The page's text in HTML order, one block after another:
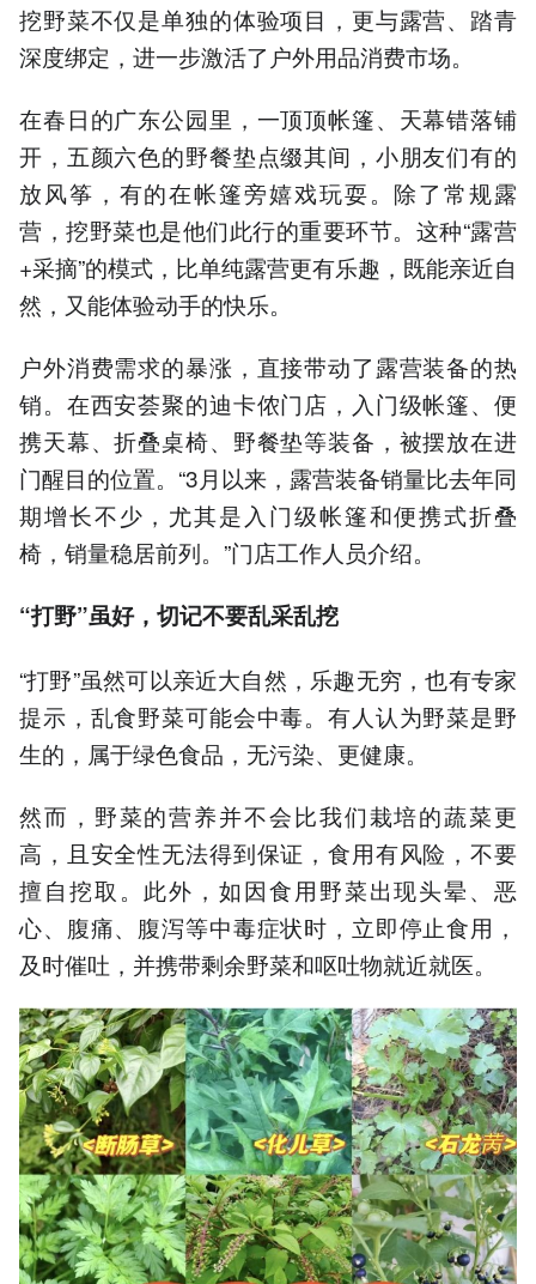
挖野菜不仅是单独的体验项目，更与露营、踏青
深度绑定，进一步激活了户外用品消费市场。
在春日的广东公园里，一顶顶帐篷、天幕错落铺
开，五颜六色的野餐垫点缀其间，小朋友们有的
放风筝，有的在帐篷旁嬉戏玩耍。除了常规露
营，挖野菜也是他们此行的重要环节。这种“露营
+采摘”的模式，比单纯露营更有乐趣，既能亲近自
然，又能体验动手的快乐。
户外消费需求的暴涨，直接带动了露营装备的热
销。在西安荟聚的迪卡侬门店，入门级帐篷、便
携天幕、折叠桌椅、野餐垫等装备，被摆放在进
门醒目的位置。“3月以来，露营装备销量比去年同
期增长不少，尤其是入门级帐篷和便携式折叠
椅，销量稳居前列。”门店工作人员介绍。
“打野”虽好，切记不要乱采乱挖
“打野”虽然可以亲近大自然，乐趣无穷，也有专家
提示，乱食野菜可能会中毒。有人认为野菜是野
生的，属于绿色食品，无污染、更健康。
然而，野菜的营养并不会比我们栽培的蔬菜更
高，且安全性无法得到保证，食用有风险，不要
擅自挖取。此外，如因食用野菜出现头晕、恶
心、腹痛、腹泻等中毒症状时，立即停止食用，
及时催吐，并携带剩余野菜和呕吐物就近就医。